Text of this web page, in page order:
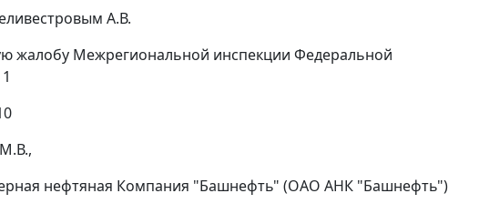
А.В.
жалобу Межрегиональной инспекции Федеральной
нефтяная Компания "Башнефть" (ОАО АНК "Башнефть")